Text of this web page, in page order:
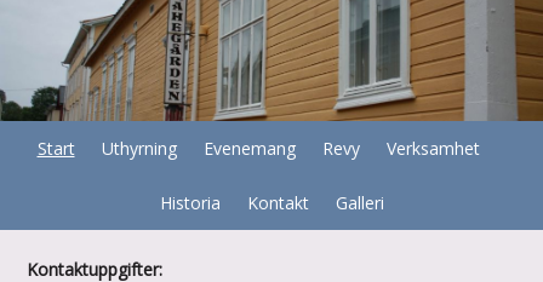
Start Uthyrning Evenemang Revy Verksamhet
Historia Kontakt Galleri
Kontaktuppgifter: